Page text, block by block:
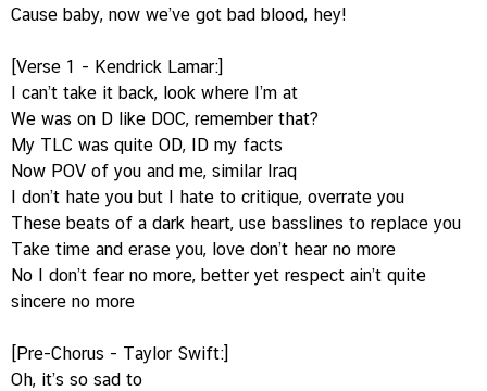
Cause baby, now we’ve got bad blood, hey!
[Verse 1 - Kendrick Lamar:]
I can’t take it back, look where I’m at
We was on D like DOC, remember that?
My TLC was quite OD, ID my facts
Now POV of you and me, similar Iraq
I don’t hate you but I hate to critique, overrate you
These beats of a dark heart, use basslines to replace you
Take time and erase you, love don’t hear no more
No I don’t fear no more, better yet respect ain’t quite
sincere no more
[Pre-Chorus - Taylor Swift:]
Oh, it’s so sad to